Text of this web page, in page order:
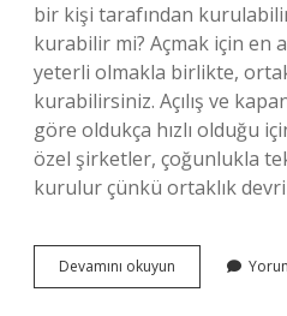
bir kişi tarafından
kurabilir mi? Açmak için en
yeterli olmakla birlikte,
kurabilirsiniz. Açılış ve
göre oldukça hızlı olduğu
özel şirketler, çoğunlukla
kurulur çünkü ortaklık
Devamını okuyun
Şirket